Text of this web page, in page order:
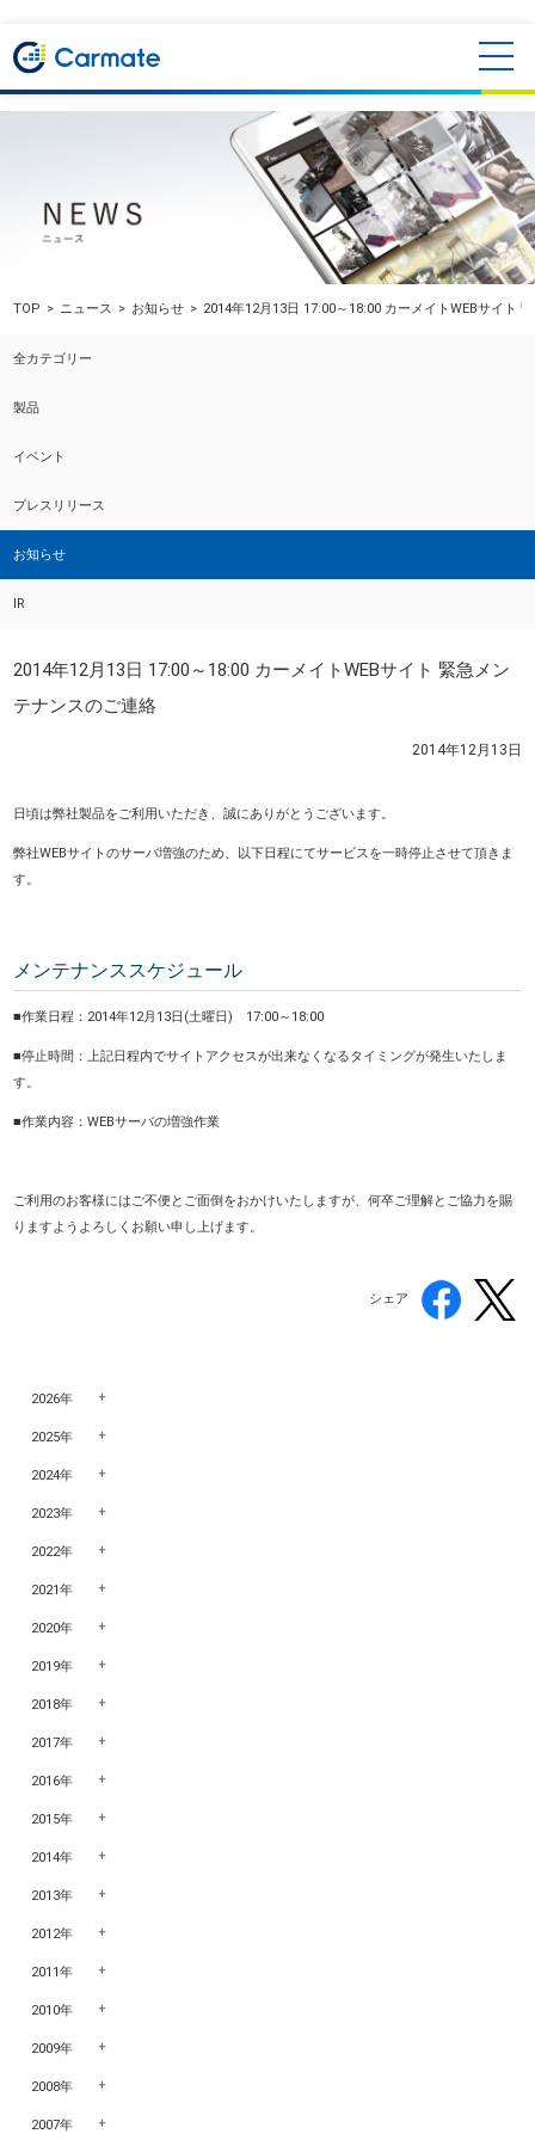
TOP ニュース お知らせ 2014年12月13日 17:00～18:00 カーメイトWEBサイト
全カテゴリー
製品
イベント
プレスリリース
お知らせ
IR
2014年12月13日 17:00～18:00 カーメイトWEBサイト 緊急メン
テナンスのご連絡
2014年12月13日
日頃は弊社製品をご利用いただき、誠にありがとうございます。
弊社WEBサイトのサーバ増強のため、以下日程にてサービスを一時停止させて頂きま
す。
メンテナンススケジュール
■作業日程：2014年12月13日(土曜日) 17:00～18:00
■停止時間：上記日程内でサイトアクセスが出来なくなるタイミングが発生いたしま
す。
■作業内容：WEBサーバの増強作業
ご利用のお客様にはご不便とご面倒をおかけいたしますが、何卒ご理解とご協力を賜
りますようよろしくお願い申し上げます。
シェア
2026年
2025年
2024年
2023年
2022年
2021年
2020年
2019年
2018年
2017年
2016年
2015年
2014年
2013年
2012年
2011年
2010年
2009年
2008年
2007年